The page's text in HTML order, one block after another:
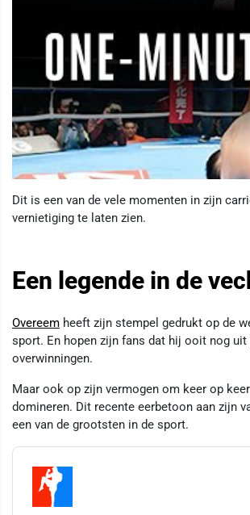
Dit is een van de vele momenten in zijn
vernietiging te laten zien.
Een legende in de
Overeem heeft zijn stempel gedrukt op de
sport. En hopen zijn fans dat hij ooit nog
overwinningen.
Maar ook op zijn vermogen om keer op
domineren. Dit recente eerbetoon aan zijn
een van de grootsten in de sport.